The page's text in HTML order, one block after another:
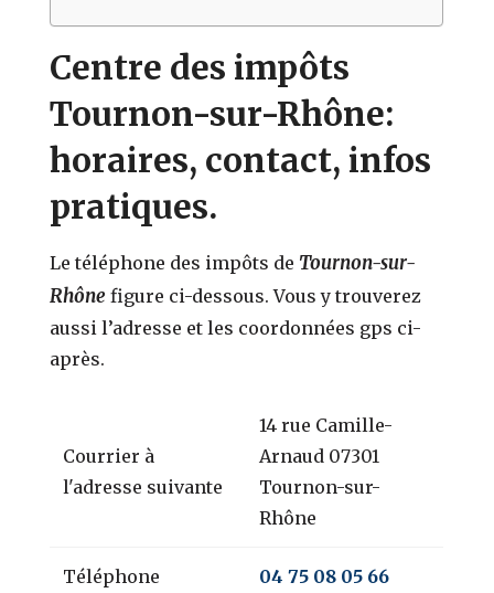
Centre des impôts
Tournon-sur-Rhône:
horaires, contact, infos
pratiques.
Le téléphone des impôts de Tournon-sur-
Rhônefigure ci-dessous. Vous y trouverez
aussi l’adresse et les coordonnées gps ci-
après.
Courrier à
l'adresse suivante
14 rue Camille-
Arnaud 07301
Tournon-sur-
Rhône
Téléphone 04 75 08 05 66